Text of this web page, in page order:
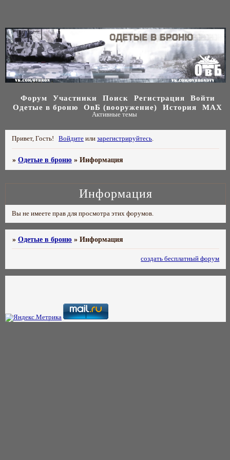
Форум Участники Поиск Регистрация
Войти
Одетые в броню
ОвБ (вооружение) История МАХ
Активные темы
Привет, Гость! Войдите илизарегистрируйтесь.
»Одетые в броню »Информация
Информация
Вы не имеете прав для просмотра этих форумов.
»Одетые в броню »Информация
создать бесплатный форум